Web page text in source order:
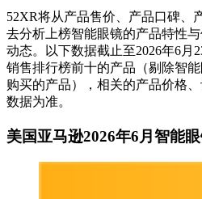
52XR将从产品售价、产品口碑、
去分析上榜智能眼镜的产品特性
动态。以下数据截止至2026年6月
销售排行榜前十的产品（剔除智
购买的产品），相关的产品价格
数据为准。
美国亚马逊2026年6月智能